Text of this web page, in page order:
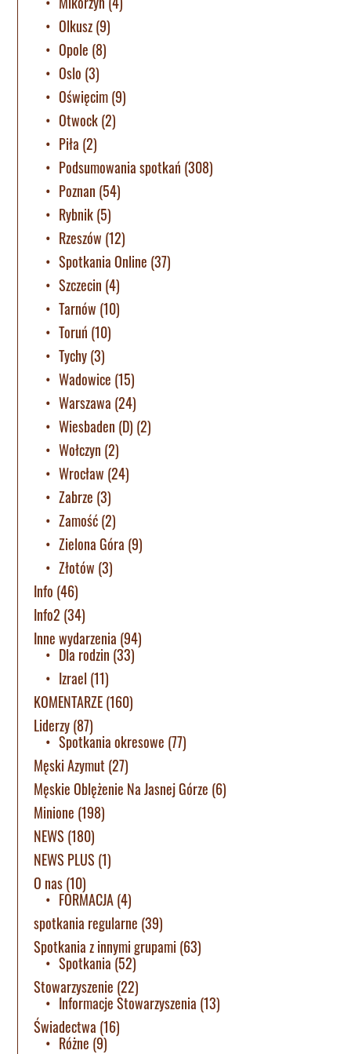
Olkusz(9)
Opole (8)
Oslo (3)
Oświęcim(9)
Otwock(2)
Piła (2)
Podsumowania spotkań (308)
Poznan (54)
Rybnik(5)
Rzeszów (12)
Spotkania Online (37)
Szczecin (4)
Tarnów (10)
Toruń (10)
Tychy(3)
Wadowice (15)
Warszawa (24)
Wiesbaden (D) (2)
Wołczyn (2)
Wrocław (24)
Zabrze (3)
Zamość(2)
Zielona Góra (9)
Złotów (3)
Info (46)
Info2 (34)
Inne wydarzenia (94)
Dla rodzin (33)
Izrael (11)
KOMENTARZE(160)
Liderzy(87)
Spotkania okresowe (77)
Męski Azymut (27)
Męskie Oblężenie Na Jasnej Górze (6)
Minione (198)
NEWS (180)
NEWS PLUS (1)
O nas(10)
FORMACJA(4)
spotkania regularne (39)
Spotkania z innymi grupami (63)
Spotkania (52)
Stowarzyszenie (22)
Informacje Stowarzyszenia (13)
Świadectwa (16)
Różne (9)